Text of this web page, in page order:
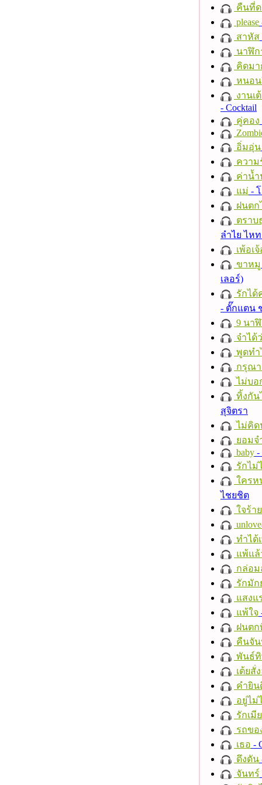
คืนที่ด
please
สาหัส
นาฬิก
คิดมา
หนอน
งานเ
- Cocktail
คู่คอง
อิ่มอุ่น
ความ
ค่าน้
แม่ -
ฝนตก
ตราบ
ลำไย ไห
เพ้อเ
ขาหมู
เลอร์)
รักได้
- ตั๊กแตน
9 นา
จำได้
พูดทำ
กรุณา
ไม่บอ
ทิ้งกัน
สุจิตรา
ไม่คิด
ยอม
baby -
รักไม่
ใครห
ไชยชิต
ใจร้าย
ทำได้
แพ้แล้
กล่อม
รักมัก
แสงแ
แพ้ใจ
ฝนตก
คืนจั
พันธ์
เต้ยสั่
คำยิน
อยู่ไม่
รักเมี
รถขอ
เธอ -
ดึงดัน
จันทร์